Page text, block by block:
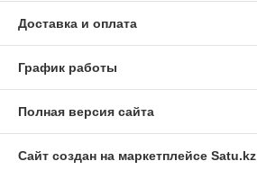
Доставка и оплата
График работы
Полная версия сайта
Сайт создан на маркетплейсе Satu.kz